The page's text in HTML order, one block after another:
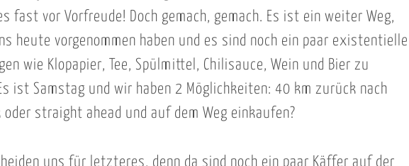
fast vor Vorfreude! Doch gemach, gemach. Es ist ein weiter Weg,
heute vorgenommen haben und es sind noch ein paar existentielle
wie Klopapier, Tee, Spülmittel, Chilisauce, Wein und Bier zu
ist Samstag und wir haben 2 Möglichkeiten: 40 km zurück nach
oder straight ahead und auf dem Weg einkaufen?
uns für letzteres, denn da sind noch ein paar Käffer auf der